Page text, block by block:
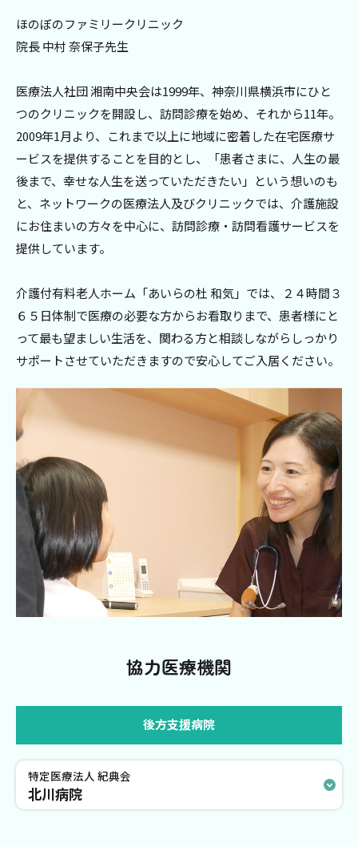
ほのぼのファミリークリニック
院長 中村 奈保子先生
医療法人社団 湘南中央会は1999年、神奈川県横浜市にひと
つのクリニックを開設し、訪問診療を始め、それから11年。
2009年1月より、これまで以上に地域に密着した在宅医療サ
ービスを提供することを目的とし、「患者さまに、人生の最
後まで、幸せな人生を送っていただきたい」という想いのも
と、ネットワークの医療法人及びクリニックでは、介護施設
にお住まいの方々を中心に、訪問診療・訪問看護サービスを
提供しています。
介護付有料老人ホーム「あいらの杜 和気」では、２４時間３
６５日体制で医療の必要な方からお看取りまで、患者様にと
って最も望ましい生活を、関わる方と相談しながらしっかり
サポートさせていただきますので安心してご入居ください。
協力医療機関
後方支援病院
特定医療法人 紀典会
北川病院